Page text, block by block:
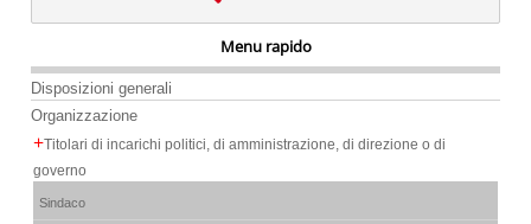
Menu rapido
Disposizioni generali
Organizzazione
+Titolari di incarichi politici, di amministrazione, di direzione o di
governo
Sindaco